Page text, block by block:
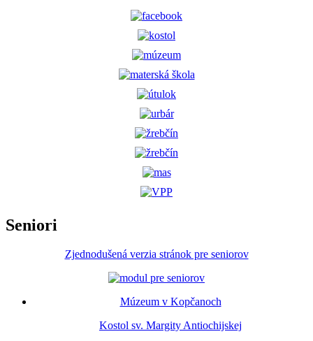
Seniori
Zjednodušená verzia stránok pre seniorov
Múzeum v Kopčanoch
Kostol sv. Margity Antiochijskej